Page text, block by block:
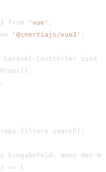
} from 'vue' ;
'@inertiajs/​vue3' ;
Laravel-Controller sind
( {
) ;
) =>
{